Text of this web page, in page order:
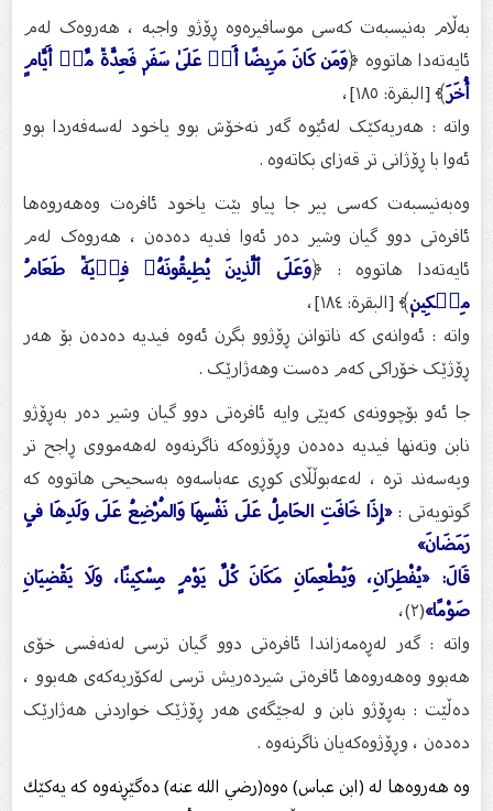
بەڵام بەنیسبەت کەسی موسافیرەوە ڕۆژو واجبە ، هەروەک لەم
ئایەتەدا هاتووە ﴿ وَمَن كَانَ مَرِيضًا أَوۡ عَلَىٰ سَفَرٖ فَعِدَّةٞ مِّنۡ أَيَّامٍ
أُخَرَ﴾ [البقرة: ١٨٥]،
واتە : هەریەکێک لەئێوە گەر نەخۆش بوو یاخود لەسەفەردا بوو
ئەوا با ڕۆژانی تر قەزای بکاتەوە .
وەبەنیسبەت کەسی پیر جا پیاو بێت یاخود ئافرەت وەهەروەها
ئافرەتی دوو گیان وشیر دەر ئەوا فدیە دەدەن ، هەروەک لەم
ئایەتەدا هاتووە : ﴿ وَعَلَى ٱلَّذِينَ يُطِيقُونَهُۥ فِدۡيَةٞ طَعَامُ
مِسۡكِينٖ﴾ [البقرة: ١٨٤]،
واتە : ئەوانەی کە ناتوانن ڕۆژوو بگرن ئەوە فیدیە دەدەن بۆ هەر
ڕۆژێک خۆراکی کەم دەست وهەژارێک .
جا ئەو بۆچوونەی کەپێی وایە ئافرەتی دوو گیان وشیر دەر بەڕۆژو
نابن وتەنها فیدیە دەدەن وڕۆژوەکە ناگرنەوە لەهەمووی ڕاجح تر
وپەسەند ترە ، لەعەبوڵڵای کوڕی عەباسەوە بەسحیحی هاتووە کە
گوتویەتی: «إِذَا خَافَتِ الحَامِلُ عَلَى نَفْسِهَا وَالمُرْضِعُ عَلَى وَلَدِهَا فِي
رَمَضَانَ»
قَالَ: «يُفْطِرَانِ، وَيُطْعِمَانِ مَكَانَ كُلِّ يَوْمٍ مِسْكِينًا، وَلَا يَقْضِيَانِ
صَوْمًا»(٢)،
واتە : گەر لەڕەمەزاندا ئافرەتی دوو گیان ترسی لەنەفسی خۆی
هەبوو وەهەروەها ئافرەتی شیردەریش ترسی لەکۆرپەکەی هەبوو ،
دەڵێت : بەڕۆژو نابن و لەجێگەی هەر ڕۆژێک خواردنی هەژارێک
دەدەن ، وڕۆژوەکەیان ناگرنەوە .
وە هەروەها لە (ابن عباس) ەوە(رضي الله عنه) دەگێڕنەوە كە یەكێك